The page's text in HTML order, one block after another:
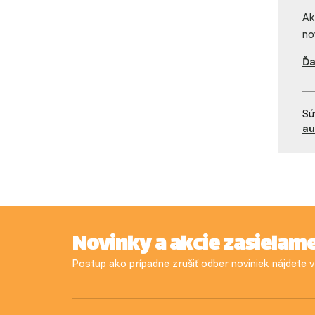
Novinky a akcie
Postup ako prípadne zrušiť odber noviniek nájdete